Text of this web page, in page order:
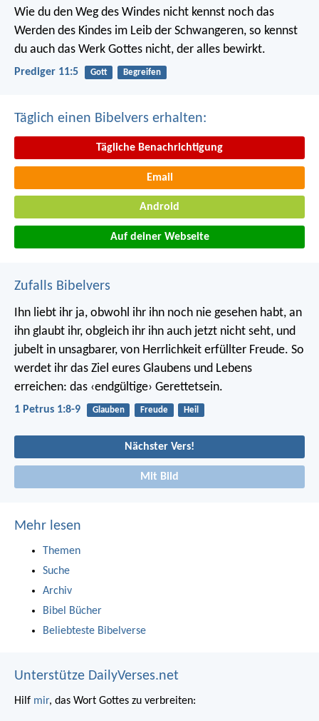
Wie du den Weg des Windes nicht kennst noch das
Werden des Kindes im Leib der Schwangeren, so kennst
du auch das Werk Gottes nicht, der alles bewirkt.
Prediger 11:5 Gott Begreifen
Täglich einen Bibelvers erhalten:
Tägliche Benachrichtigung
Email
Android
Auf deiner Webseite
Zufalls Bibelvers
Ihn liebt ihr ja, obwohl ihr ihn noch nie gesehen habt, an
ihn glaubt ihr, obgleich ihr ihn auch jetzt nicht seht, und
jubelt in unsagbarer, von Herrlichkeit erfüllter Freude. So
werdet ihr das Ziel eures Glaubens und Lebens
erreichen: das ‹endgültige› Gerettetsein.
1 Petrus 1:8-9 Glauben Freude Heil
Nächster Vers!
Mit Bild
Mehr lesen
Themen
Suche
Archiv
Bibel Bücher
Beliebteste Bibelverse
Unterstütze DailyVerses.net
Hilf mir, das Wort Gottes zu verbreiten: